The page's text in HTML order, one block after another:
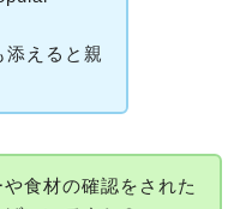
えると親
食材の確認をされた